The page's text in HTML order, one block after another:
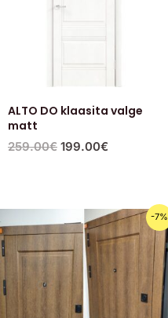
ALTO DO klaasita valge
matt
259.00€ 199.00€
-7%
Первоначальная
цена
составляла
590.00€.
Текущая
цена:
550.00€.